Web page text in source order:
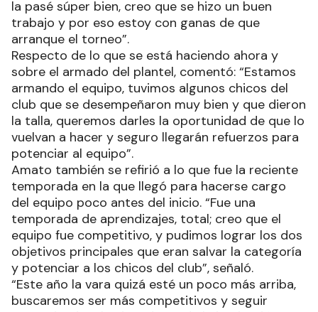
la pasé súper bien, creo que se hizo un buen
trabajo y por eso estoy con ganas de que
arranque el torneo”.
Respecto de lo que se está haciendo ahora y
sobre el armado del plantel, comentó: “Estamos
armando el equipo, tuvimos algunos chicos del
club que se desempeñaron muy bien y que dieron
la talla, queremos darles la oportunidad de que lo
vuelvan a hacer y seguro llegarán refuerzos para
potenciar al equipo”.
Amato también se refirió a lo que fue la reciente
temporada en la que llegó para hacerse cargo
del equipo poco antes del inicio. “Fue una
temporada de aprendizajes, total; creo que el
equipo fue competitivo, y pudimos lograr los dos
objetivos principales que eran salvar la categoría
y potenciar a los chicos del club”, señaló.
“Este año la vara quizá esté un poco más arriba,
buscaremos ser más competitivos y seguir